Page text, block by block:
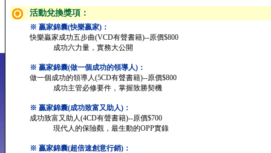
活動兌換獎項：
※ 贏家錦囊(快樂贏家)：
快樂贏家成功五步曲(VCD有聲書籍)--原價$800
成功六力量，實務大公開
※ 贏家錦囊(做一個成功的領導人)：
做一個成功的領導人(5CD有聲書籍)--原價$800
成功主管必修要件，掌握致勝契機
※ 贏家錦囊(成功致富又助人)：
成功致富又助人(4CD有聲書籍)--原價$700
現代人的保險觀，最生動的OPP實錄
※ 贏家錦囊(超倍速創意行銷)：